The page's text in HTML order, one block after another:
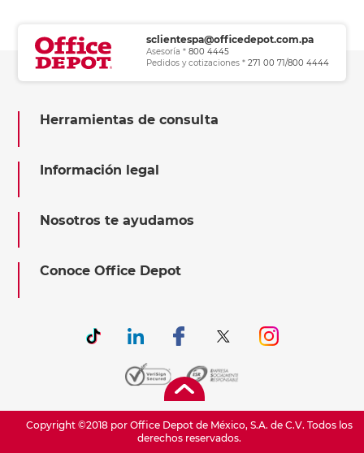
sclientespa@officedepot.com.pa
Asesoría * 800 4445
Pedidos y cotizaciones * 271 00 71/800 4444
Herramientas de consulta
Información legal
Nosotros te ayudamos
Conoce Office Depot
Copyright ©2018 por Office Depot de México, S.A. de C.V. Todos los
derechos reservados.